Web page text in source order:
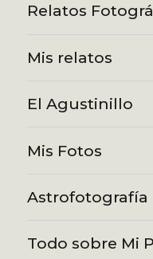
Relatos
Mis relatos
El Agustinillo
Mis Fotos
Astrofotografía
Todo sobre Mi